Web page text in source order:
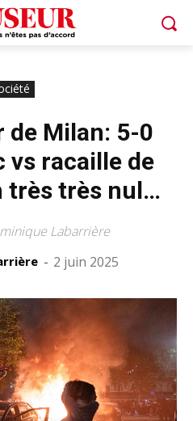
de Milan: 5-0
vs racaille de
très très nul…
Labarrière
- 2 juin 2025